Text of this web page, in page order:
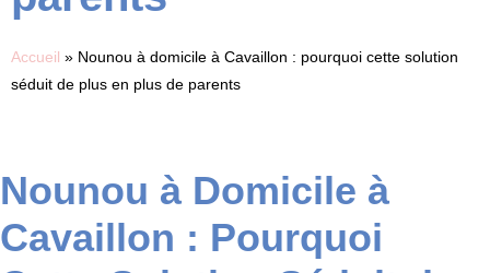
Accueil » Nounou à domicile à Cavaillon : pourquoi cette solution
séduit de plus en plus de parents
Nounou à Domicile à
Cavaillon : Pourquoi